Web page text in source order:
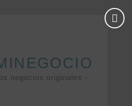
negocios originales -